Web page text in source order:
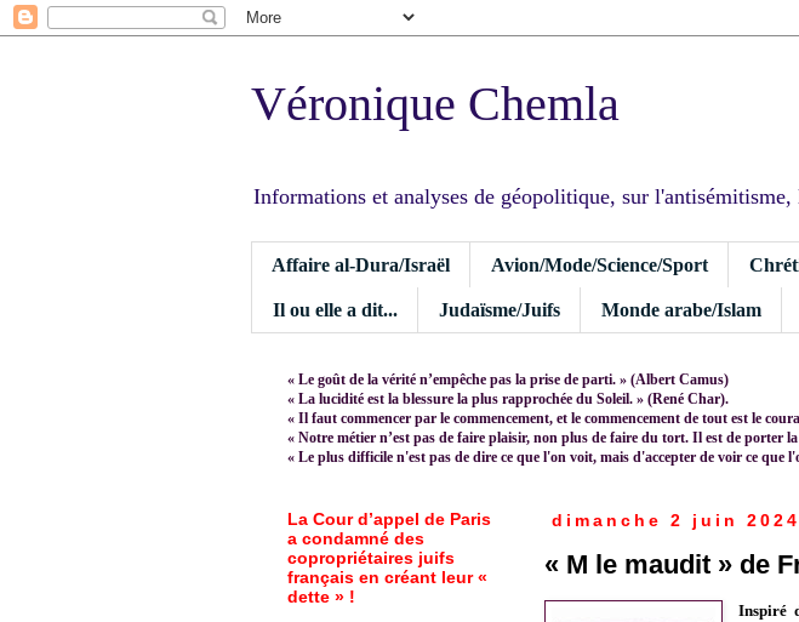
Véronique Chemla
Informations et analyses de géopolitique, sur
Affaire al-Dura/Israël Avion/Mode/Science/Sport
Il ou elle a dit... Judaïsme/Juifs Monde arabe/Islam
« Le goût de la vérité n’empêche pas la prise de parti. » (Albert Camus)
« La lucidité est la blessure la plus rapprochée du Soleil. » (René Char).
« Il faut commencer par le commencement, et le commencement de tout est le
« Notre métier n’est pas de faire plaisir, non plus de faire du tort. Il est de porter
« Le plus difficile n'est pas de dire ce que l'on voit, mais d'accepter de voir ce que
dimanche 2 juin 2024
« M le maudit » de
Inspiré
La Cour d’appel de Paris
a condamné des
copropriétaires juifs
français en créant leur «
dette » !